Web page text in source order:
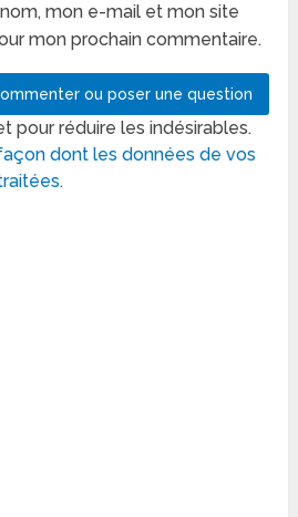
mon e-mail et mon site
mon prochain commentaire.
pour réduire les indésirables.
dont les données de vos
.